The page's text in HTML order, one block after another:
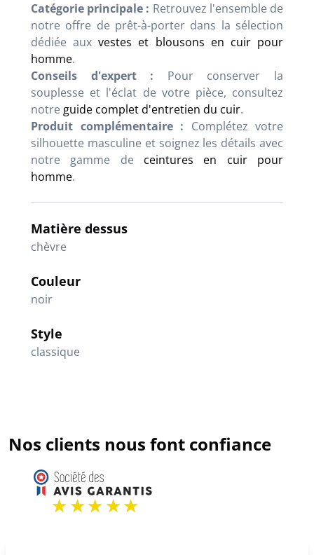
Catégorie principale : Retrouvez l'ensemble de
notre offre de prêt-à-porter dans la sélection
dédiée auxvestes et blousons en cuir pour
homme.
Conseils d'expert : Pour conserver la
souplesse et l'éclat de votre pièce, consultez
notre guide complet d'entretien du cuir.
Produit complémentaire : Complétez votre
silhouette masculine et soignez les détails avec
notre gamme de ceintures en cuir pour
homme.
Matière dessus
chèvre
Couleur
noir
Style
classique
Nos clients nous font confiance